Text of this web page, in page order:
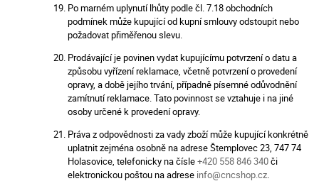
Po marném uplynutí lhůty podle čl. 7.18 obchodních
podmínek může kupující od kupní smlouvy odstoupit nebo
požadovat přiměřenou slevu.
Prodávající je povinen vydat kupujícímu potvrzení o datu a
způsobu vyřízení reklamace, včetně potvrzení o provedení
opravy, a době jejího trvání, případně písemné odůvodnění
zamítnutí reklamace. Tato povinnost se vztahuje i na jiné
osoby určené k provedení opravy.
Práva z odpovědnosti za vady zboží může kupující konkrétně
uplatnit zejména osobně na adrese Štemplovec 23, 747 74
Holasovice, telefonicky na čísle+420 558 846 340či
elektronickou poštou na adrese info@cncshop.cz